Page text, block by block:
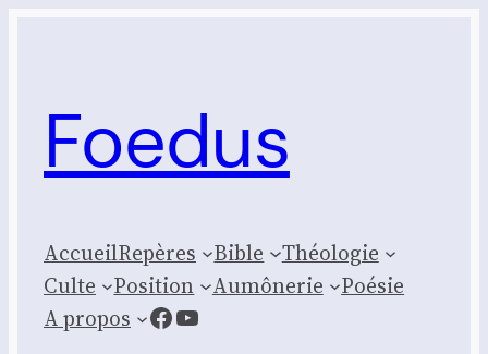
Foedus
AccueilRepères Bible
Théologie
Culte
Posi­tion Aumônerie
Poésie
A propos
Facebook
YouTube